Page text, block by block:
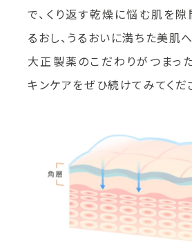
で、くり返す乾燥に悩む肌を
るおし、うるおいに満ちた美肌
大正製薬のこだわりがつまっ
キンケアをぜひ続けてみてくだ